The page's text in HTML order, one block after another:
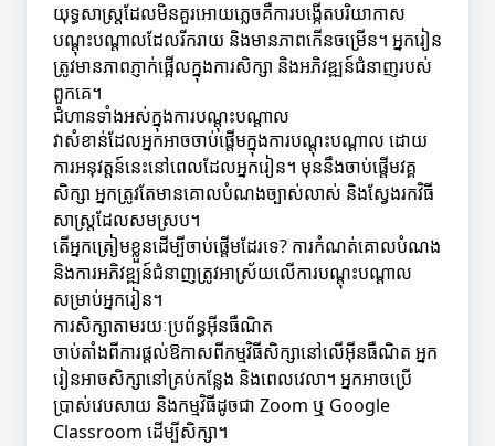
យុទ្ធសាស្ត្រដែលមិនគួរអោយភ្លេចគឺការបង្កើតបរិយាកាស
បណ្តុះបណ្តាលដែលរីករាយ និងមានភាពកើនចម្រើន។ អ្នករៀន
ត្រូវមានភាពភ្ញាក់ផ្អើលក្នុងការសិក្សា និងអភិវឌ្ឍន៍ជំនាញរបស់
ពួកគេ។
ជំហានទាំងអស់ក្នុងការបណ្តុះបណ្តាល
វាសំខាន់ដែលអ្នកអាចចាប់ផ្តើមក្នុងការបណ្តុះបណ្តាល ដោយ
ការអនុវត្តន៍នេះនៅពេលដែលអ្នករៀន។ មុននឹងចាប់ផ្តើមវគ្គ
សិក្សា អ្នកត្រូវតែមានគោលបំណងច្បាស់លាស់ និងស្វែងរកវិធី
សាស្ត្រដែលសមស្រប។
តើអ្នកត្រៀមខ្លួនដើម្បីចាប់ផ្តើមដែរទេ? ការកំណត់គោលបំណង
និងការអភិវឌ្ឍន៍ជំនាញត្រូវអាស្រ័យលើការបណ្តុះបណ្តាល
សម្រាប់អ្នករៀន។
ការសិក្សាតាមរយៈប្រព័ន្ធអ៊ីនធឺណិត
ចាប់តាំងពីការផ្តល់ឱកាសពីកម្មវិធីសិក្សានៅលើអ៊ីនធឺណិត អ្នក
រៀនអាចសិក្សានៅគ្រប់កន្លែង និងពេលវេលា។ អ្នកអាចប្រើ
ប្រាស់វេបសាយ និងកម្មវិធីដូចជា Zoom ឬ Google
Classroom ដើម្បីសិក្សា។